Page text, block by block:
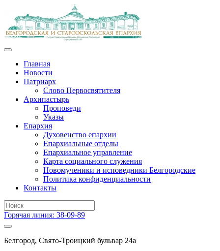
Главная
Новости
Патриарх
Слово Первосвятителя
Архипастырь
Проповеди
Указы
Епархия
Духовенство епархии
Епархиальные отделы
Епархиальное управление
Карта социального служения
Новомученики и исповедники Белгородские
Политика конфиденциальности
Контакты
Горячая линия: 38-09-89
Белгород, Свято-Троицкий бульвар 24а